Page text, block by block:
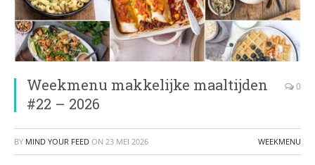
Weekmenu makkelijke maaltijden
#22 – 2026
0
BY MIND YOUR FEED ON 23 MEI 2026 WEEKMENU